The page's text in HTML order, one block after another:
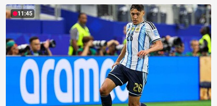
11:45